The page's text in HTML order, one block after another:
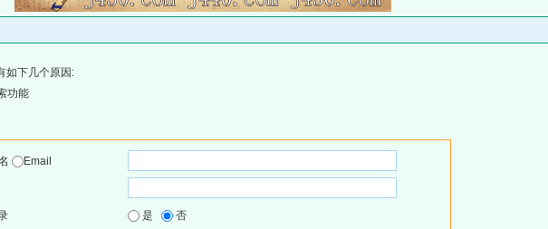
如下几个原因:
功能
Email
是 否